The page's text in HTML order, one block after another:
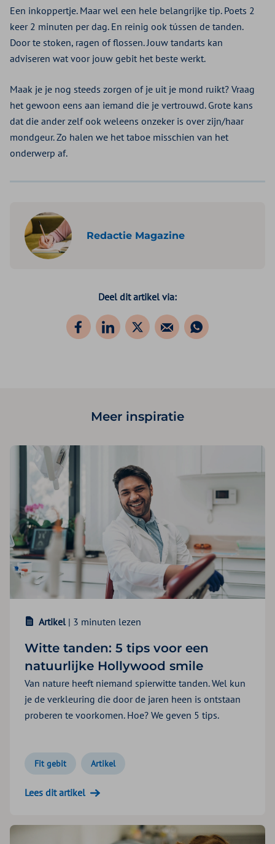
Een inkoppertje. Maar wel een hele belangrijke tip. Poets 2
keer 2 minuten per dag. En reinig ook tússen de tanden.
Door te stoken, ragen of flossen. Jouw tandarts kan
adviseren wat voor jouw gebit het beste werkt.
Maak je je nog steeds zorgen of je uit je mond ruikt? Vraag
het gewoon eens aan iemand die je vertrouwd. Grote kans
dat die ander zelf ook weleens onzeker is over zijn/haar
mondgeur. Zo halen we het taboe misschien van het
onderwerp af.
Redactie Magazine
Deel dit artikel via:
Meer inspiratie
Artikel | 3 minuten lezen
Witte tanden: 5 tips voor een
natuurlijke Hollywood smile
Van nature heeft niemand spierwitte tanden. Wel kun
je de verkleuring die door de jaren heen is ontstaan
proberen te voorkomen. Hoe? We geven 5 tips.
Fit gebit Artikel
Lees dit artikel